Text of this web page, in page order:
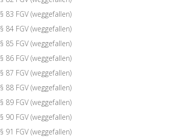
§ 83 FGV (weggefallen)
§ 84 FGV (weggefallen)
§ 85 FGV (weggefallen)
§ 86 FGV (weggefallen)
§ 87 FGV (weggefallen)
§ 88 FGV (weggefallen)
§ 89 FGV (weggefallen)
§ 90 FGV (weggefallen)
§ 91 FGV (weggefallen)